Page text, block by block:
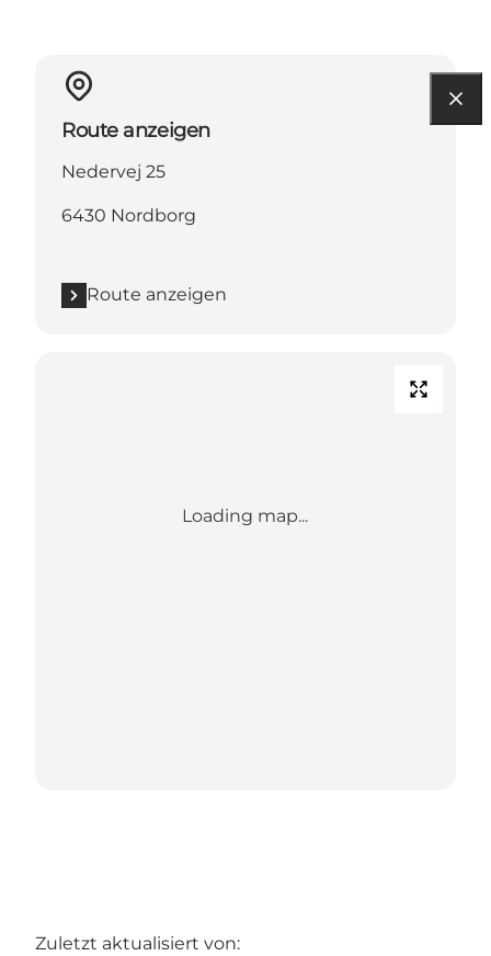
Route anzeigen
Nedervej 25
6430 Nordborg
Route anzeigen
Loading map...
Zuletzt aktualisiert von: